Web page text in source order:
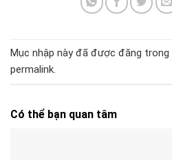
Mục nhập này đã được đăng trong
permalink.
Có thể bạn quan tâm